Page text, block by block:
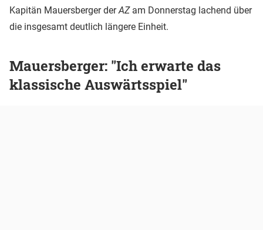
Kapitän Mauersberger derAZam Donnerstag lachend über
die insgesamt deutlich längere Einheit.
Mauersberger: "Ich erwarte das
klassische Auswärtsspiel"